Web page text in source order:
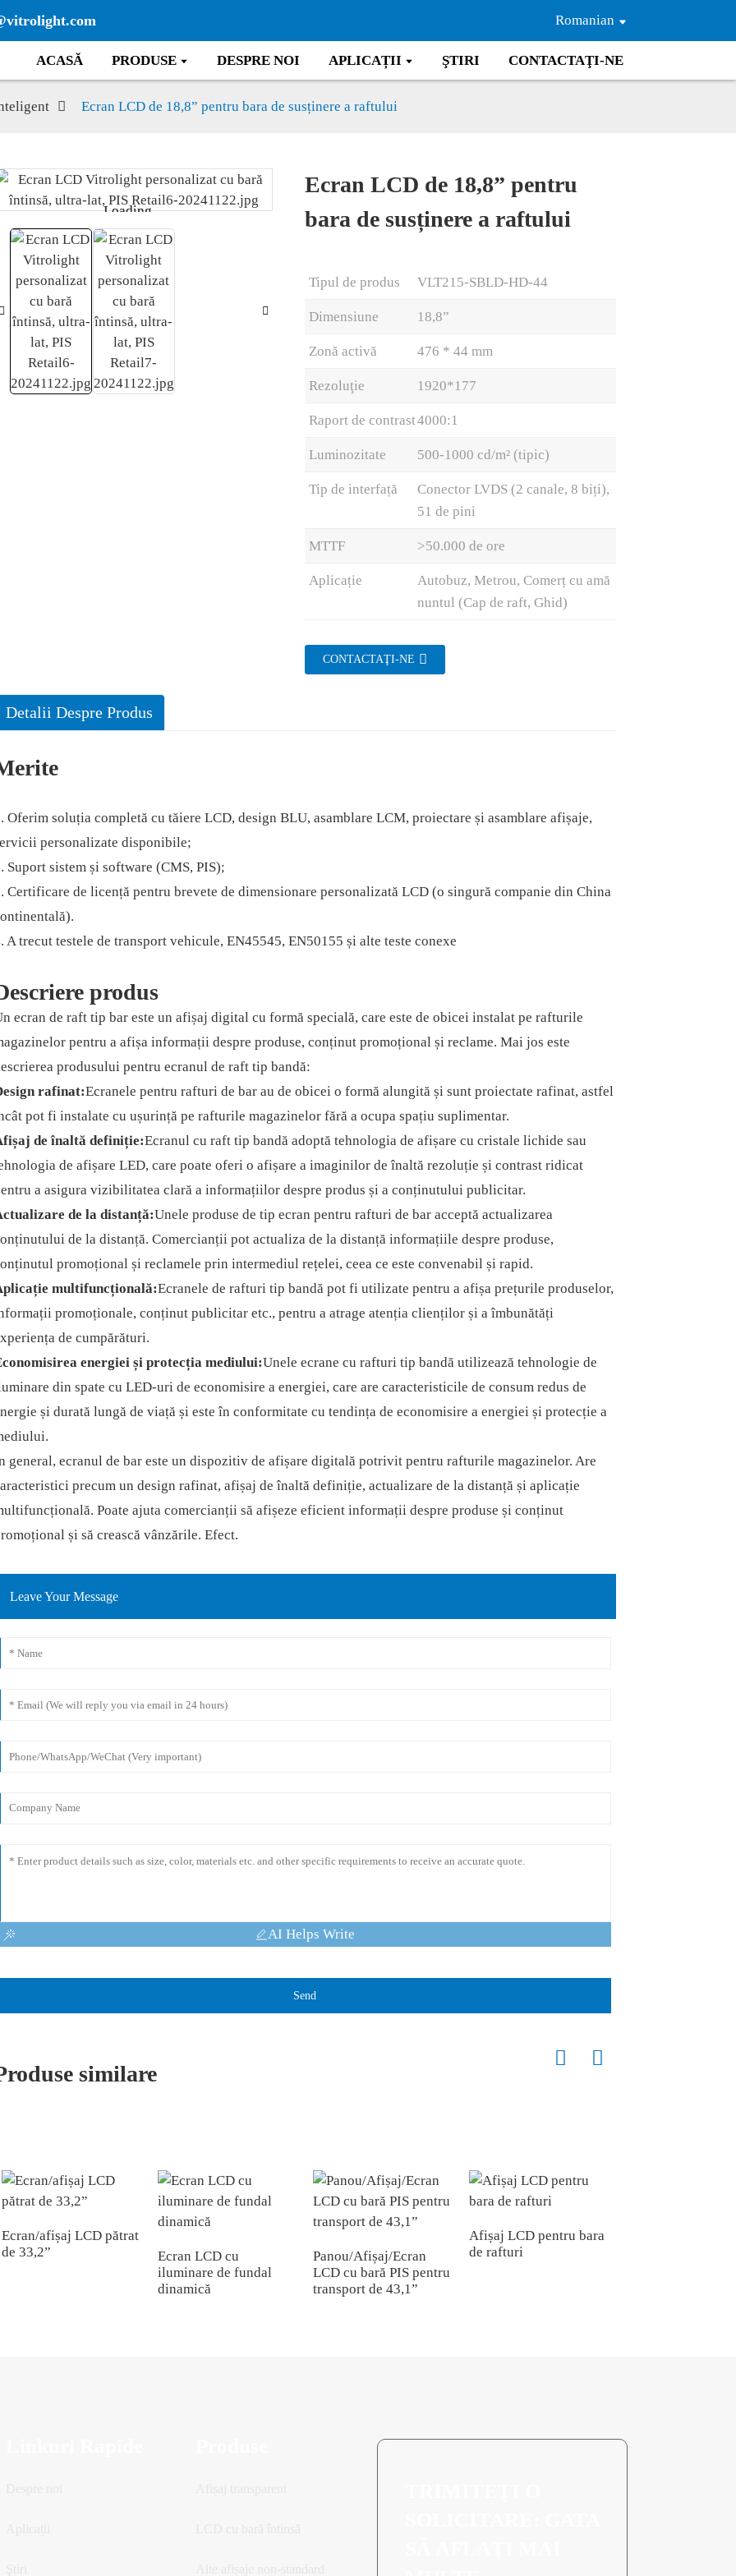
Romanian
ACASĂ PRODUSE DESPRE NOI APLICAȚII ŞTIRI CONTACTAŢI-NE
Ecran LCD de 18,8” pentru bara de susținere a raftului
Loading...
Loading... Loading...
Loading...
Ecran LCD de 18,8” pentru
bara de susținere a raftului
Tipul de produs VLT215-SBLD-HD-44
Dimensiune 18,8”
Zonă activă 476 * 44 mm
Rezoluţie 1920*177
Raport de contrast4000:1
Luminozitate 500-1000 cd/m² (tipic)
Tip de interfață
Conector LVDS (2 canale, 8 biți),
51 de pini
MTTF >50.000 de ore
Aplicație
Autobuz, Metrou, Comerț cu amă
nuntul (Cap de raft, Ghid)
CONTACTAŢI-NE
Detalii Despre Produs
Oferim soluția completă cu tăiere LCD, design BLU, asamblare LCM, proiectare și asamblare afișaje,
personalizate disponibile;
Suport sistem și software (CMS, PIS);
Certificare de licență pentru brevete de dimensionare personalizată LCD (o singură companie din China
A trecut testele de transport vehicule, EN45545, EN50155 și alte teste conexe
produs
ecran de raft tip bar este un afișaj digital cu formă specială, care este de obicei instalat pe rafturile
pentru a afișa informații despre produse, conținut promoțional și reclame. Mai jos este
produsului pentru ecranul de raft tip bandă:
rafinat:Ecranele pentru rafturi de bar au de obicei o formă alungită și sunt proiectate rafinat, astfel
pot fi instalate cu ușurință pe rafturile magazinelor fără a ocupa spațiu suplimentar.
de înaltă definiție:Ecranul cu raft tip bandă adoptă tehnologia de afișare cu cristale lichide sau
de afișare LED, care poate oferi o afișare a imaginilor de înaltă rezoluție și contrast ridicat
a asigura vizibilitatea clară a informațiilor despre produs și a conținutului publicitar.
de la distanță:Unele produse de tip ecran pentru rafturi de bar acceptă actualizarea
de la distanță. Comercianții pot actualiza de la distanță informațiile despre produse,
promoțional și reclamele prin intermediul rețelei, ceea ce este convenabil și rapid.
multifuncțională:Ecranele de rafturi tip bandă pot fi utilizate pentru a afișa prețurile produselor,
promoționale, conținut publicitar etc., pentru a atrage atenția clienților și a îmbunătăți
de cumpărături.
energiei și protecția mediului:Unele ecrane cu rafturi tip bandă utilizează tehnologie de
din spate cu LED-uri de economisire a energiei, care are caracteristicile de consum redus de
și durată lungă de viață și este în conformitate cu tendința de economisire a energiei și protecție a
general, ecranul de bar este un dispozitiv de afișare digitală potrivit pentru rafturile magazinelor. Are
precum un design rafinat, afișaj de înaltă definiție, actualizare de la distanță și aplicație
Poate ajuta comercianții să afișeze eficient informații despre produse și conținut
și să crească vânzările. Efect.
Leave Your Message
AI Helps Write
Send
similare
Ecran/afișaj LCD pătrat
de 33,2”
Ecran LCD cu
iluminare de fundal
dinamică
Panou/Afișaj/Ecran
LCD cu bară PIS pentru
transport de 43,1”
Afișaj LCD pentru bara
de rafturi